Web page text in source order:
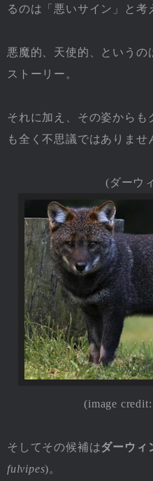
るのは「悪いサイン」と考
悪魔的、天使的、というの
ストーリー。
それに加え、その姿からも
も全く不思議ではありませ
(ダーウ
(image
そしてその候補はダーウィ
fulvipes)。